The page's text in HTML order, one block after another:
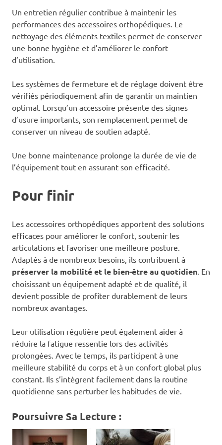
Un entretien régulier contribue à maintenir les
performances des accessoires orthopédiques. Le
nettoyage des éléments textiles permet de conserver
une bonne hygiène et d’améliorer le confort
d’utilisation.
Les systèmes de fermeture et de réglage doivent être
vérifiés périodiquement afin de garantir un maintien
optimal. Lorsqu’un accessoire présente des signes
d’usure importants, son remplacement permet de
conserver un niveau de soutien adapté.
Une bonne maintenance prolonge la durée de vie de
l’équipement tout en assurant son efficacité.
Pour finir
Les accessoires orthopédiques apportent des solutions
efficaces pour améliorer le confort, soutenir les
articulations et favoriser une meilleure posture.
Adaptés à de nombreux besoins, ils contribuent à
préserver la mobilité et le bien-être au quotidien . En
choisissant un équipement adapté et de qualité, il
devient possible de profiter durablement de leurs
nombreux avantages.
Leur utilisation régulière peut également aider à
réduire la fatigue ressentie lors des activités
prolongées. Avec le temps, ils participent à une
meilleure stabilité du corps et à un confort global plus
constant. Ils s’intègrent facilement dans la routine
quotidienne sans perturber les habitudes de vie.
Poursuivre Sa Lecture :